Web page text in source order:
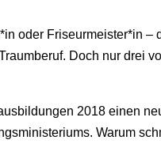
oder Friseurmeister*in –
Doch nur drei
2018 einen
Warum